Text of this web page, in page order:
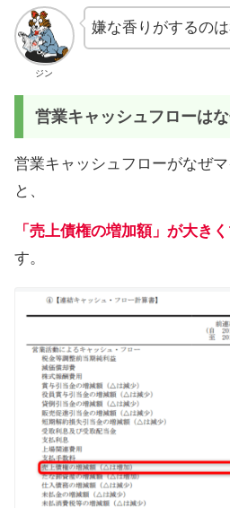
ジン
嫌な香りがするの
営業キャッシュフローは
営業キャッシュフローがなぜ
と、
「売上債権の増加額」が大き
す。